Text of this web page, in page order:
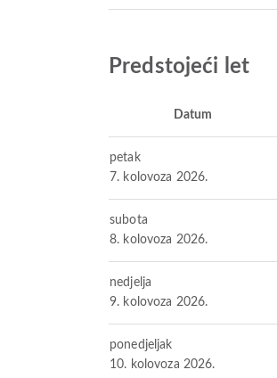
Predstojeći let
Datum
petak
7. kolovoza 2026.
subota
8. kolovoza 2026.
nedjelja
9. kolovoza 2026.
ponedjeljak
10. kolovoza 2026.